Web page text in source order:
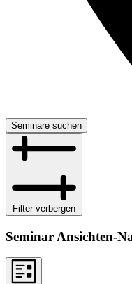
Seminare suchen
Filter verbergen
Seminar Ansichten-